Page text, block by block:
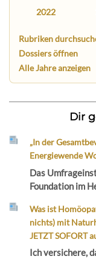
2022
Rubriken
Dossiers öffnen
Alle Jahre anzeigen
Dir
„In der
Energiewende
Das
Foundation im
Was ist
nichts) mit
JETZT SOFORT
Ich versichere,